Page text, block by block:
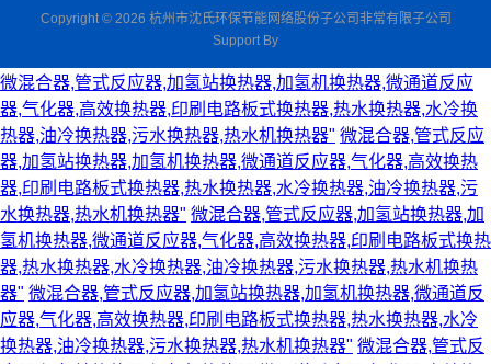
Copyright © 2026 杭州市沈氏环保节能网络股份子公司非常有限子公司
Support By
微混合器,管式反应器,加氢站换热器,加氢机换热器,微通道反应
器,气化器,高效换热器,印刷电路板式换热器,热水换热器,水冷换
热器,油冷换热器,污水换热器,热水机换热器" 微混合器,管式反应
器,加氢站换热器,加氢机换热器,微通道反应器,气化器,高效换热
器,印刷电路板式换热器,热水换热器,水冷换热器,油冷换热器,污
水换热器,热水机换热器" 微混合器,管式反应器,加氢站换热器,加
氢机换热器,微通道反应器,气化器,高效换热器,印刷电路板式换热
器,热水换热器,水冷换热器,油冷换热器,污水换热器,热水机换热
器" 微混合器,管式反应器,加氢站换热器,加氢机换热器,微通道反
应器,气化器,高效换热器,印刷电路板式换热器,热水换热器,水冷
换热器,油冷换热器,污水换热器,热水机换热器" 微混合器,管式反